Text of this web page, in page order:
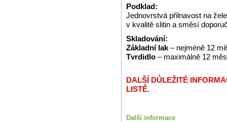
Podklad:
Jednovrstvá přilnavost na
v kvalitě slitin a směsí
Skladování:
Základní lak – nejméně 12
Tvrdidlo – maximálně 12
DALŠÍ DŮLEŽITÉ
LISTĚ.
Další informace